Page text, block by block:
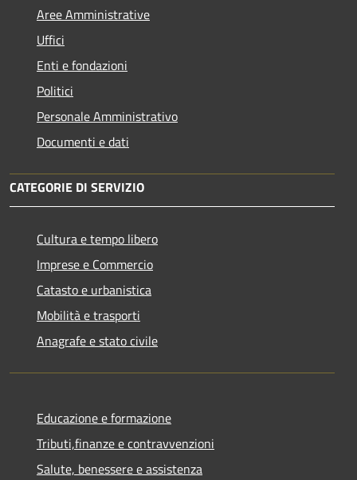
Aree Amministrative
Uffici
Enti e fondazioni
Politici
Personale Amministrativo
Documenti e dati
CATEGORIE DI SERVIZIO
Cultura e tempo libero
Imprese e Commercio
Catasto e urbanistica
Mobilità e trasporti
Anagrafe e stato civile
Educazione e formazione
Tributi,finanze e contravvenzioni
Salute, benessere e assistenza